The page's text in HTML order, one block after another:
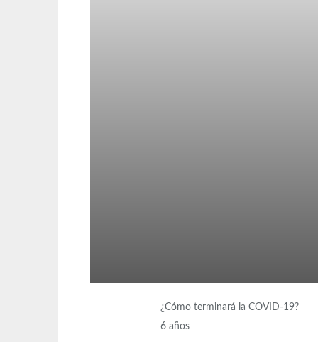
¿Cómo terminará la COVID-19?
6 años